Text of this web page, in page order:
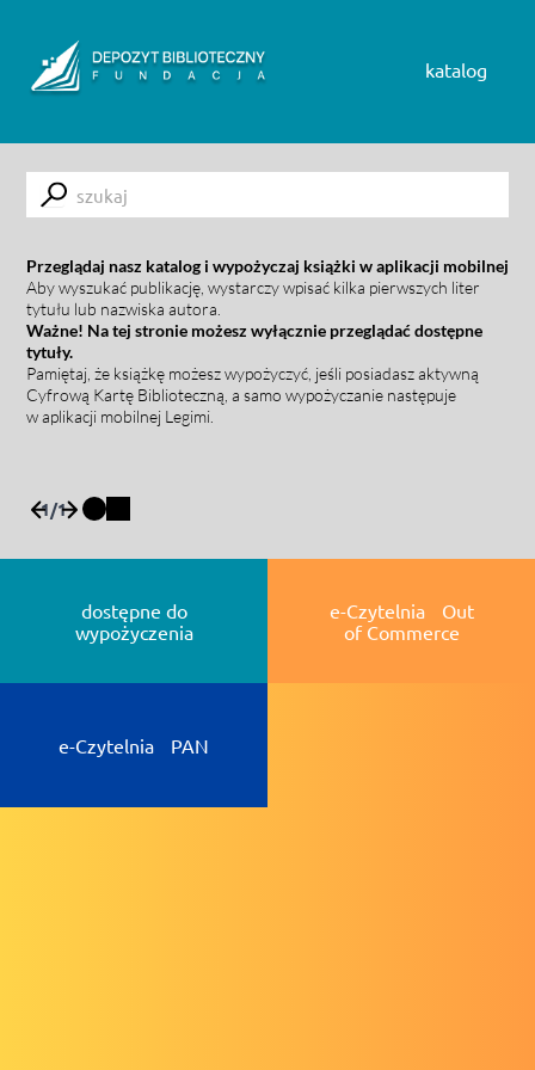
katalog
Submit
Przeglądaj nasz katalog i wypożyczaj książki w aplikacji mobilnej
Aby wyszukać publikację, wystarczy wpisać kilka pierwszych liter
tytułu lub nazwiska autora.
Ważne! Na tej stronie możesz wyłącznie przeglądać dostępne
tytuły.
Pamiętaj, że książkę możesz wypożyczyć, jeśli posiadasz aktywną
Cyfrową Kartę Biblioteczną, a samo wypożyczanie następuje
w aplikacji mobilnej Legimi.
1/1
dostępne do
wypożyczenia
e-Czytelnia Out
of Commerce
e-Czytelnia PAN